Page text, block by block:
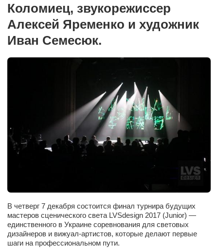
Лариса Ильченко
Орест Коваль
Семён Салатенко
Сергей Шепилов
Актёры
Валентин Бурый
Владимир Айзенберг
Игорь Добровольский
Ольга Козаченко
Коломиец, звукорежиссер
Алексей Яременко и художник
Иван Семесюк.
В четверг 7 декабря состоится финал турнира будущих
мастеров сценического света LVSdesign 2017 (Junior) —
единственного в Украине соревнования для световых
дизайнеров и вижуал-артистов, которые делают первые
шаги на профессиональном пути.